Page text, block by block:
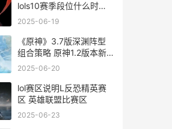
lols10赛季段位什么时候
重置
2025-06-19
《原神》3.7版深渊阵型
组合策略 原神1.2版本新
深渊
2025-06-20
lol赛区说明L反恐精英赛
区 英雄联盟比赛区
2025-06-23